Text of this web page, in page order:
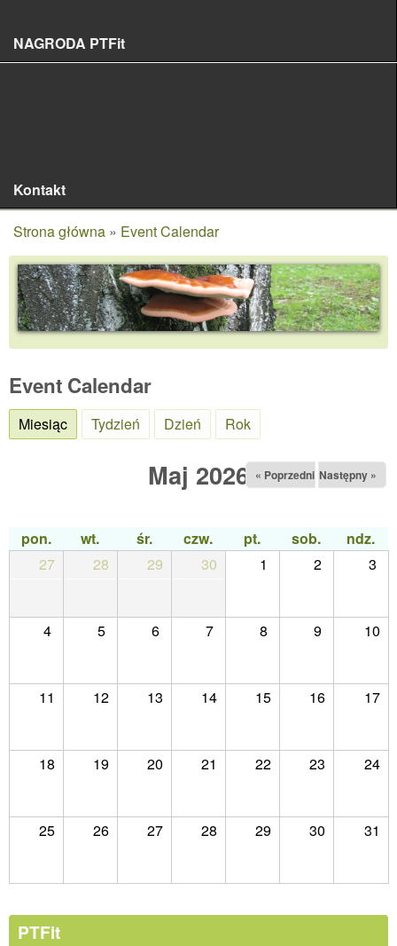
NAGRODA PTFit
Kontakt
Jesteś tutaj
Strona główna » Event Calendar
Event Calendar
Miesiąc (aktywna karta)
Tydzień Dzień Rok
Maj 2026 « Poprzedni Następny »
pon. wt. śr. czw. pt. sob.
ndz.
27
28 29 30 1 2 3
4 5 6 7 8 9 10
11 12 13 14 15 16 17
18 19 20 21 22 23 24
25 26 27 28 29 30 31
PTFit